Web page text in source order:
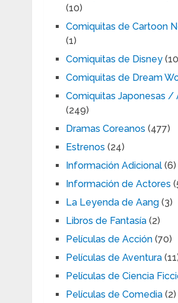
(10)
Comiquitas de Cartoon
(1)
Comiquitas de Disney
Comiquitas de Dream
Comiquitas Japonesas /
(249)
Dramas Coreanos (477)
Estrenos (24)
Información Adicional(6)
Información de Actores
La Leyenda de Aang(3)
Libros de Fantasía(2)
Películas de Acción(70)
Películas de Aventura
Películas de Ciencia
Películas de Comedia(2)